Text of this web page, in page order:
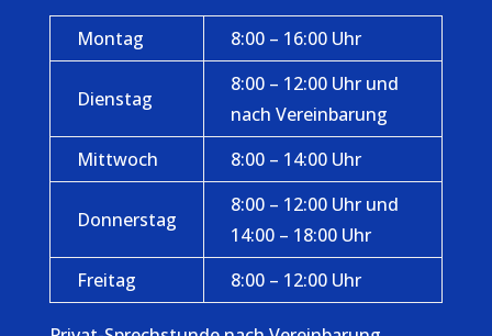
Montag 8:00 – 16:00 Uhr
Dienstag
8:00 – 12:00 Uhr und
nach Vereinbarung
Mittwoch
8:00 – 14:00 Uhr
Donnerstag
8:00 – 12:00 Uhr und
14:00 – 18:00 Uhr
Freitag
8:00 – 12:00 Uhr